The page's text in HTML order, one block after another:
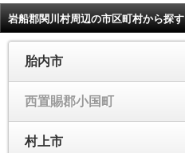
岩船郡関川村周辺の市区町村から探す
胎内市
西置賜郡小国町
村上市